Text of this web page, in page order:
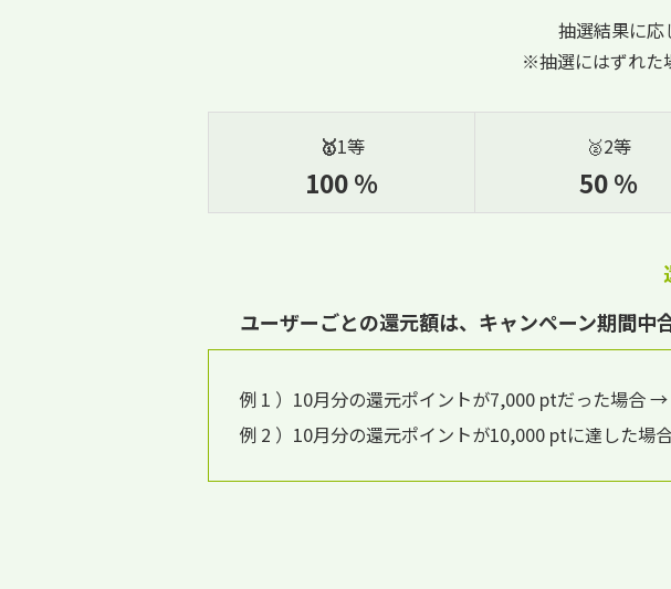
抽選結果に応
※抽選にはずれた
🥇1等
100 %
🥈2等
50 %
ユーザーごとの還元額は、キャンペーン期間
例 1 ）10月分の還元ポイントが7,000 ptだった場合
例 2 ）10月分の還元ポイントが10,000 ptに達した場